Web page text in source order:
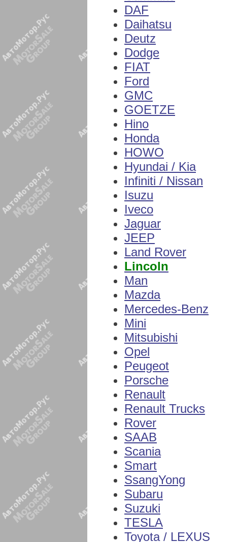
DAF
Daihatsu
Deutz
Dodge
FIAT
Ford
GMC
GOETZE
Hino
Honda
HOWO
Hyundai / Kia
Infiniti / Nissan
Isuzu
Iveco
Jaguar
JEEP
Land Rover
Lincoln
Man
Mazda
Mercedes-Benz
Mini
Mitsubishi
Opel
Peugeot
Porsche
Renault
Renault Trucks
Rover
SAAB
Scania
Smart
SsangYong
Subaru
Suzuki
TESLA
Toyota / LEXUS